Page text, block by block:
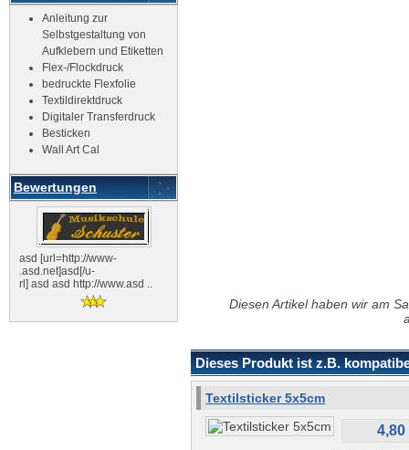
Anleitung zur
Selbstgestaltung von
Aufklebern und Etiketten
Flex-/Flockdruck
bedruckte Flexfolie
Textildirektdruck
Digitaler Transferdruck
Besticken
Wall Art Cal
Bewertungen
asd [url=http://www-
.asd.net]asd[/u-
rl] asd asd http://www.asd ..
Diesen Artikel haben wir am
Dieses Produkt ist z.B.
Textilsticker 5x5cm
4,80